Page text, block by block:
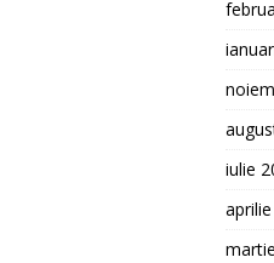
iulie